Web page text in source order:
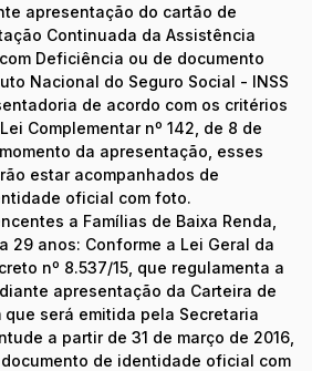
apresentação do cartão de
Continuada da Assistência
Deficiência ou de documento
Nacional do Seguro Social - INSS
de acordo com os critérios
Complementar nº 142, de 8 de
da apresentação, esses
estar acompanhados de
oficial com foto.
a Famílias de Baixa Renda,
29 anos: Conforme a Lei Geral da
nº 8.537/15, que regulamenta a
apresentação da Carteira de
será emitida pela Secretaria
a partir de 31 de março de 2016,
de identidade oficial com